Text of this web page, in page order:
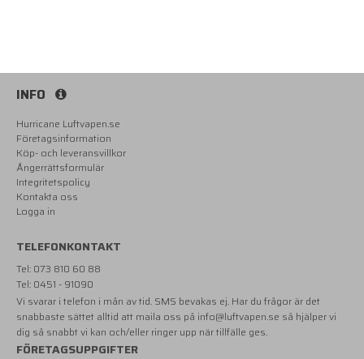
INFO
Hurricane Luftvapen.se
Företagsinformation
Köp- och leveransvillkor
Ångerrättsformulär
Integritetspolicy
Kontakta oss
Logga in
TELEFONKONTAKT
Tel: 073 810 60 88
Tel: 0451 - 91090
Vi svarar i telefon i mån av tid. SMS bevakas ej. Har du frågor är det
snabbaste sättet alltid att maila oss på info@luftvapen.se så hjälper vi
dig så snabbt vi kan och/eller ringer upp när tillfälle ges.
FÖRETAGSUPPGIFTER